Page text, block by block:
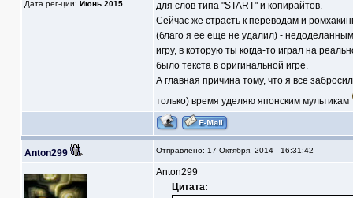
Дата рег-ции: Июнь 2015
для слов типа "START" и копирайтов.
Сейчас же страсть к переводам и
(благо я ее еще не удалил) -
игру, в которую ты когда-то играл на
было текста в оригинальной игре.
А главная причина тому, что я все
только) время уделяю японским мультикам
Anton299 Отправлено: 17 Октября, 2014 - 16:31:42
Anton299
Цитата: